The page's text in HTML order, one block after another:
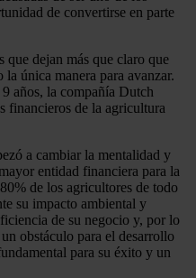
de convertirse en parte
que dejan más que claro que
única manera para avanzar.
años, la compañía Dutch
financieros de la agricultura
a cambiar la mentalidad y
entidad financiera para la
de los agricultores de todo
su impacto ambiental y
de su negocio y, por lo
obstáculo para el desarrollo
para su éxito y un